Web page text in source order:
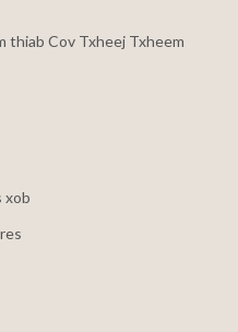
thiab Cov Txheej Txheem
xob